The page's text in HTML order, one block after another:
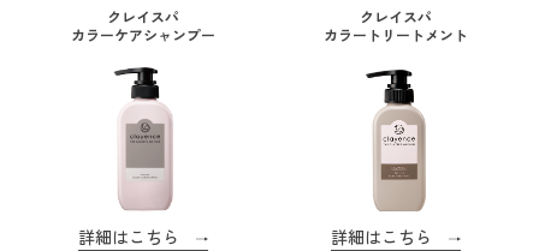
クレイスパ
カラーケアシャンプー
詳細はこちら
クレイスパ
カラートリートメント
詳細はこちら